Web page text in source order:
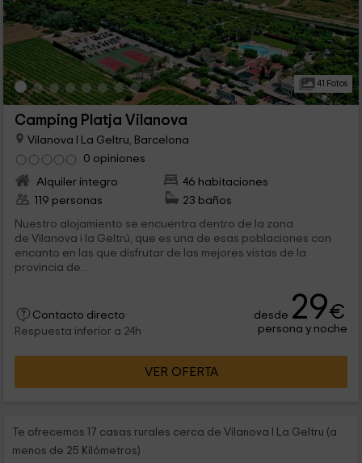
41 Fotos
Camping Platja Vilanova
Vilanova I La Geltru, Barcelona
0 opiniones
Alquiler íntegro
46 habitaciones
119 personas
23 baños
Nuestro alojamiento se encuentra dentro de la zona
de Vilanova i la Geltrú, que es una de esas poblaciones con
encanto en las que disfrutar de las mejores vistas de la
provincia de...
Contacto directo
Respuesta inferior a 24h
desde 29€
persona y noche
VER OFERTA
Te ofrecemos 17 casas rurales cerca de Vilanova I La Geltru (a
menos de 25 Kilómetros)